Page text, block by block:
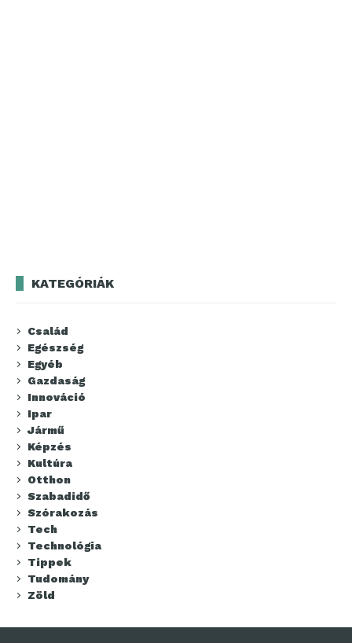
KATEGÓRIÁK
Család
Egészség
Egyéb
Gazdaság
Innováció
Ipar
Jármű
Képzés
Kultúra
Otthon
Szabadidő
Szórakozás
Tech
Technológia
Tippek
Tudomány
Zöld